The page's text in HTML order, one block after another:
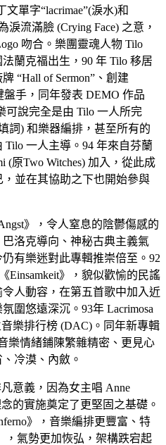
單字“lacrimae”(淚水)和
淚流滿臉 (Crying Face) 之意，
吻合。樂團靈魂人物 Tilo
蘭克福出生，90 年 Tilo 移居
“Hall of Sermon”、創建
盤手，同年發表 DEMO 作品
可說完全是由 Tilo 一人所完
詞) 和樂器編排，甚至所有的
一人主導。94 年來自芬蘭
(原Two Witches) 加入，從此成
並在其協助之下也開始參與
》，令人窒息的陰鬱傷感的
洛克導向、神秘古典主義氣
有樂迷對此專輯推崇倍至。92
Einsamkeit》，貌似歡愉的民謠
人動容，在第五首歌中加入近
圍悠遠深沉。93年 Lacrimosa
樂排行榜 (DAC)。同年新專輯
樂情緒鋪陳繁雜精密、更見心
冷漠、內斂。
意義，因為女主唱 Anne
的實施奠定了更堅固之基礎。
》，音樂編排更豐富、特
，氣勢更加恢弘，架構跌宕起